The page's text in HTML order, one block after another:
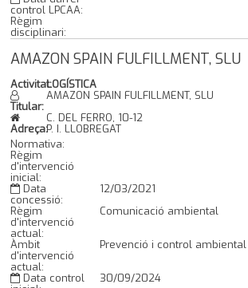
control LPCAA:
Règim
disciplinari:
AMAZON SPAIN FULFILLMENT, SLU
Activitat:LOGÍSTICA
Titular:
AMAZON SPAIN FULFILLMENT, SLU
Adreça:
C. DEL FERRO, 10-12
P. I. LLOBREGAT
Normativa:
Règim
d'intervenció
inicial:
Data
concessió:
12/03/2021
Règim
d'intervenció
actual:
Comunicació ambiental
Àmbit
d'intervenció
actual:
Prevenció i control
Data control
30/09/2024